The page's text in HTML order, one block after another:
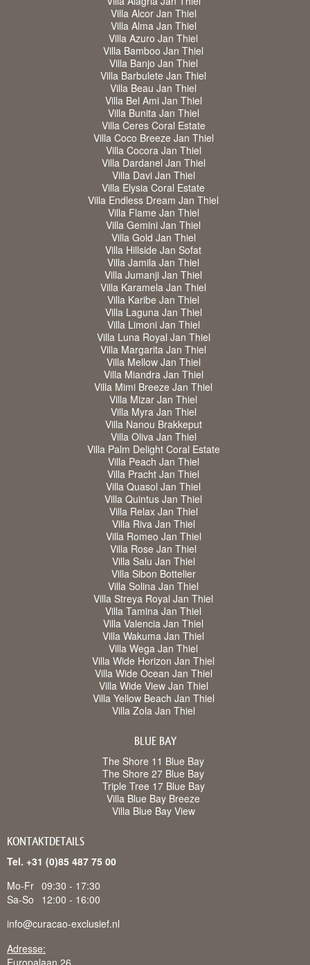
Villa Alcor Jan Thiel
Villa Alma Jan Thiel
Villa Azuro Jan Thiel
Villa Bamboo Jan Thiel
Villa Banjo Jan Thiel
Villa Barbulete Jan Thiel
Villa Beau Jan Thiel
Villa Bel Ami Jan Thiel
Villa Bunita Jan Thiel
Villa Ceres Coral Estate
Villa Coco Breeze Jan Thiel
Villa Cocora Jan Thiel
Villa Dardanel Jan Thiel
Villa Davi Jan Thiel
Villa Elysia Coral Estate
Villa Endless Dream Jan Thiel
Villa Flame Jan Thiel
Villa Gemini Jan Thiel
Villa Gold Jan Thiel
Villa Hillside Jan Sofat
Villa Jamila Jan Thiel
Villa Jumanji Jan Thiel
Villa Karamela Jan Thiel
Villa Karibe Jan Thiel
Villa Laguna Jan Thiel
Villa Limoni Jan Thiel
Villa Luna Royal Jan Thiel
Villa Margarita Jan Thiel
Villa Mellow Jan Thiel
Villa Miandra Jan Thiel
Villa Mimi Breeze Jan Thiel
Villa Mizar Jan Thiel
Villa Myra Jan Thiel
Villa Nanou Brakkeput
Villa Oliva Jan Thiel
Villa Palm Delight Coral Estate
Villa Peach Jan Thiel
Villa Pracht Jan Thiel
Villa Quasol Jan Thiel
Villa Quintus Jan Thiel
Villa Relax Jan Thiel
Villa Riva Jan Thiel
Villa Romeo Jan Thiel
Villa Rose Jan Thiel
Villa Salu Jan Thiel
Villa Sibon Bottelier
Villa Solina Jan Thiel
Villa Streya Royal Jan Thiel
Villa Tamina Jan Thiel
Villa Valencia Jan Thiel
Villa Wakuma Jan Thiel
Villa Wega Jan Thiel
Villa Wide Horizon Jan Thiel
Villa Wide Ocean Jan Thiel
Villa Wide View Jan Thiel
Villa Yellow Beach Jan Thiel
Villa Zola Jan Thiel
BLUE BAY
The Shore 11 Blue Bay
The Shore 27 Blue Bay
Triple Tree 17 Blue Bay
Villa Blue Bay Breeze
Villa Blue Bay View
KONTAKTDETAILS
Tel. +31 (0)85 487 75 00
Mo-Fr 09:30 - 17:30
Sa-So
12:00 - 16:00
info@curacao-exclusief.nl
Adresse: